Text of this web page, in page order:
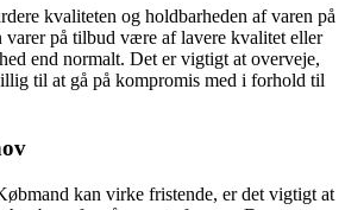
kvaliteten og holdbarheden af varen på
varer på tilbud være af lavere kvalitet eller
end normalt. Det er vigtigt at overveje,
til at gå på kompromis med i forhold til
kan virke fristende, er det vigtigt at